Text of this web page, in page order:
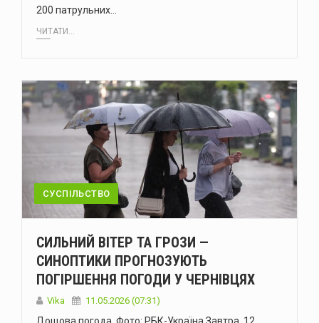
200 патрульних…
ЧИТАТИ...
СУСПІЛЬСТВО
СИЛЬНИЙ ВІТЕР ТА ГРОЗИ —
СИНОПТИКИ ПРОГНОЗУЮТЬ
ПОГІРШЕННЯ ПОГОДИ У ЧЕРНІВЦЯХ
Vika 11.05.2026 (07:31)